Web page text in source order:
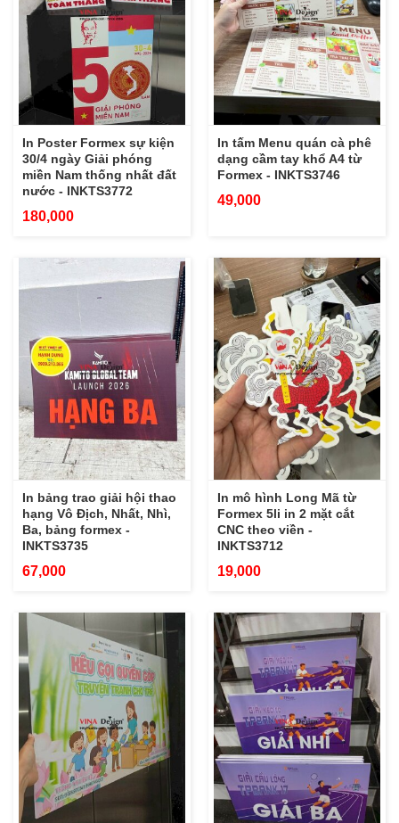
In Poster Formex sự kiện
30/4 ngày Giải phóng
miền Nam thống nhất đất
nước - INKTS3772
180,000
In tấm Menu quán cà phê
dạng cầm tay khổ A4 từ
Formex - INKTS3746
49,000
In bảng trao giải hội thao
hạng Vô Địch, Nhất, Nhì,
Ba, bảng formex -
INKTS3735
67,000
In mô hình Long Mã từ
Formex 5li in 2 mặt cắt
CNC theo viền -
INKTS3712
19,000